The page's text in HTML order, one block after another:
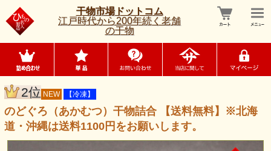
干物市場ドットコム
江戸時代から200年続く老舗
の干物
2位 NEW 【冷凍】
のどぐろ（あかむつ）干物詰合 【送料無料】※北海
道・沖縄は送料1100円をお願いします。